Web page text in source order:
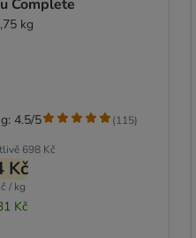
Complete
kg
698 Kč
Kč
/ kg
Kč
4.5/5 (115)